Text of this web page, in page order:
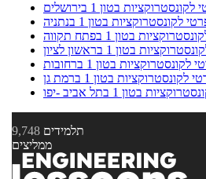
בטון 1 בירושלים
לקונסטרוקציות בטון 1 בנתניה
בטון 1 בפתח תקווה
בטון 1 בראשון לציון
בטון 1 ברחובות
בטון 1 ברמת גן
בטון 1 בתל אביב -יפו
9,748 תלמידים
ממליצים